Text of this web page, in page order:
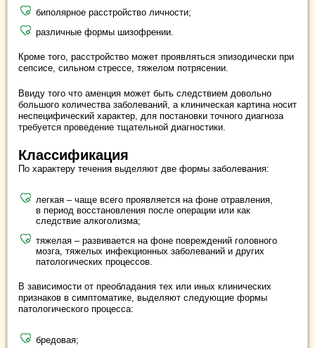
биполярное расстройство личности;
различные формы шизофрении.
Кроме того, расстройство может проявляться эпизодически при
сепсисе, сильном стрессе, тяжелом потрясении.
Ввиду того что аменция может быть следствием довольно
большого количества заболеваний, а клиническая картина носит
неспецифический характер, для постановки точного диагноза
требуется проведение тщательной диагностики.
Классификация
По характеру течения выделяют две формы заболевания:
легкая – чаще всего проявляется на фоне отравления,
в период восстановления после операции или как
следствие алкоголизма;
тяжелая – развивается на фоне повреждений головного
мозга, тяжелых инфекционных заболеваний и других
патологических процессов.
В зависимости от преобладания тех или иных клинических
признаков в симптоматике, выделяют следующие формы
патологического процесса:
бредовая;